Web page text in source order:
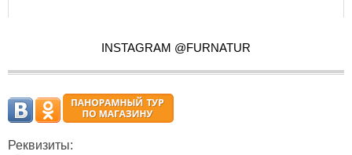
INSTAGRAM @FURNATUR
Реквизиты: